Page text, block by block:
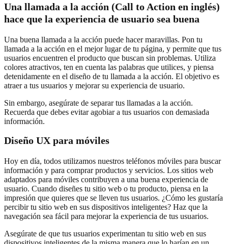
Una llamada a la acción (Call to Action en inglés)
hace que la experiencia de usuario sea buena
Una buena llamada a la acción puede hacer maravillas. Pon tu
llamada a la acción en el mejor lugar de tu página, y permite que tus
usuarios encuentren el producto que buscan sin problemas. Utiliza
colores atractivos, ten en cuenta las palabras que utilices, y piensa
detenidamente en el diseño de tu llamada a la acción. El objetivo es
atraer a tus usuarios y mejorar su experiencia de usuario.
Sin embargo, asegúrate de separar tus llamadas a la acción.
Recuerda que debes evitar agobiar a tus usuarios con demasiada
información.
Diseño UX para móviles
Hoy en día, todos utilizamos nuestros teléfonos móviles para buscar
información y para comprar productos y servicios. Los sitios web
adaptados para móviles contribuyen a una buena experiencia de
usuario. Cuando diseñes tu sitio web o tu producto, piensa en la
impresión que quieres que se lleven tus usuarios. ¿Cómo les gustaría
percibir tu sitio web en sus dispositivos inteligentes? Haz que la
navegación sea fácil para mejorar la experiencia de tus usuarios.
Asegúrate de que tus usuarios experimentan tu sitio web en sus